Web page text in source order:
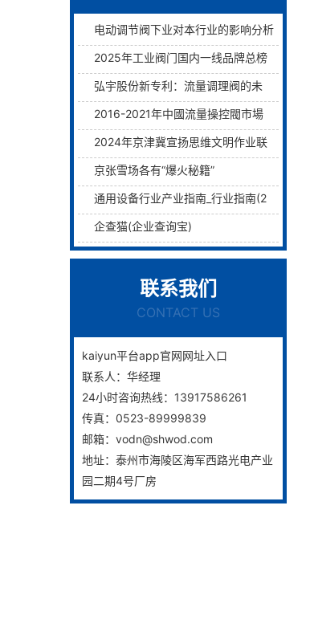
电动调节阀下业对本行业的影响分析
2025年工业阀门国内一线品牌总榜单前十名
弘宇股份新专利：流量调理阀的未来已来过滤与调理两层护航！
2016-2021年中國流量操控閥市場远景及融資戰略咨詢報告
2024年京津冀宣扬思维文明作业联席会议在津举行
京张雪场各有“爆火秘籍”
通用设备行业产业指南_行业指南(2)_前瞻 - 前瞻网
企查猫(企业查询宝)
联系我们
CONTACT US
kaiyun平台app官网网址入口
联系人： 华经理
24小时咨询热线： 13917586261
传真： 0523-89999839
邮箱： vodn@shwod.com
地址： 泰州市海陵区海军西路光电产业
园二期4号厂房